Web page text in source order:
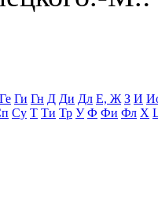
Ге Ги Гн Д Ди Дл Е, Ж З И
Су Т Ти Тр У Ф Фи Фл Х